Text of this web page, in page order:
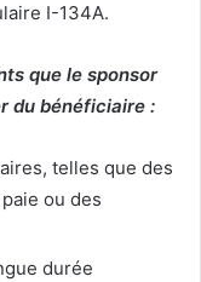
I-134A.
que le sponsor
du bénéficiaire :
telles que des
ou des
durée